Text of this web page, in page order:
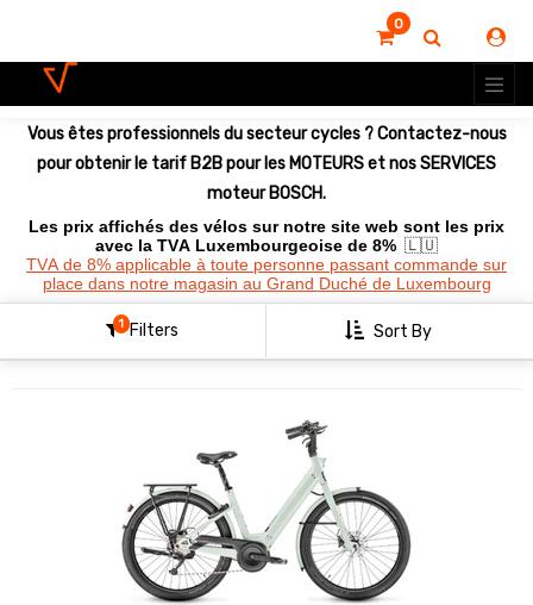
0
Vous êtes professionnels du secteur cycles ? Contactez-nous
pour obtenir le tarif B2B pour les MOTEURS et nos SERVICES
moteur BOSCH.
Les prix affichés des vélos sur notre site web sont les prix
avec la TVA Luxembourgeoise de 8% 🇱🇺
TVA de 8% applicable à toute personne passant commande sur
place dans notre magasin au Grand Duché de Luxembourg
1 Filters Sort By
options
Clear
All